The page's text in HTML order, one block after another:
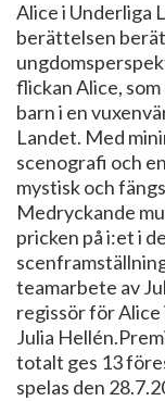
Alice i Underliga
berättelsen
flickan Alice,
barn i en
Landet. Med
scenografi och
mystisk och
Medryckande
pricken på i:et i
teamarbete av
regissör för
Julia
totalt ges 13
spelas den